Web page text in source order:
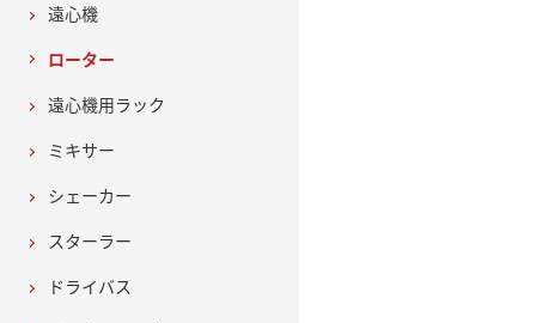
遠心機
ローター
遠心機用ラック
ミキサー
シェーカー
スターラー
ドライバス